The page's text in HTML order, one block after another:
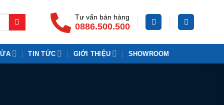
Tư vấn bán hàng
0886.500.500
TIN TỨC GIỚI THIỆU SHOWROOM